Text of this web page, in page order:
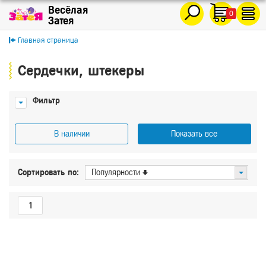
0
Главная страница
Сердечки, штекеры
Фильтр
В наличии Показать все
Показать
Сортировать по: Популярности
1